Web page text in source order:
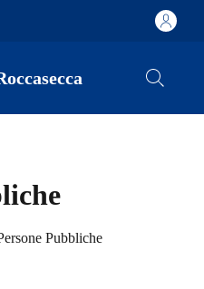
Pubbliche